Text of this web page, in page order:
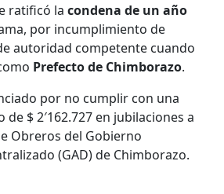
ratificó lacondena de un año
por incumplimiento de
autoridad competente cuando
Prefecto de Chimborazo.
por no cumplir con una
$ 2′162.727 en jubilaciones a
Obreros del Gobierno
(GAD) de Chimborazo.